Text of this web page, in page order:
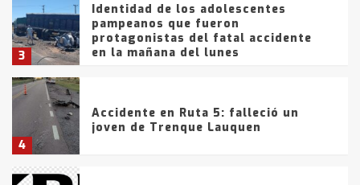
3
Identidad de los adolescentes
pampeanos que fueron
protagonistas del fatal accidente
en la mañana del lunes
4
Accidente en Ruta 5: falleció un
joven de Trenque Lauquen